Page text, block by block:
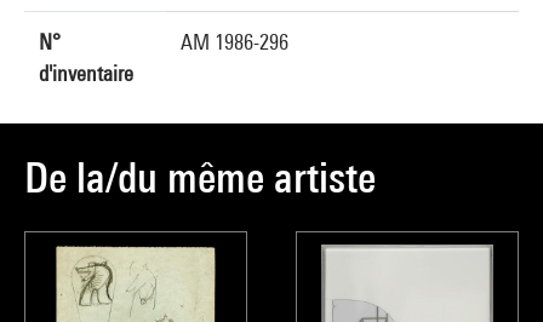
N°
d'inventaire
AM 1986-296
De la/du même artiste